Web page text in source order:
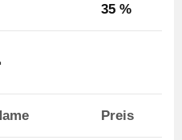
35 %
Preis